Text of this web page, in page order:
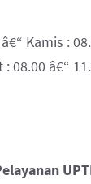
Kamis :
08.00 â€“